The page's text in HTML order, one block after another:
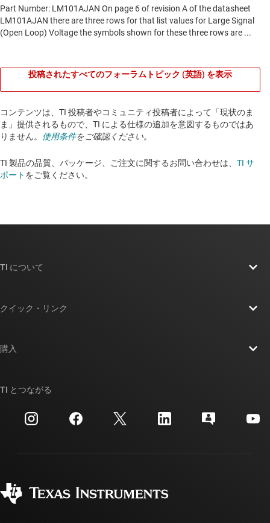
投稿されたすべてのフォーラムトピック (英語) を表示
コンテンツは、TI 投稿者やコミュニティ投稿者によって「現状のま
ま」提供されるもので、TI による仕様の追加を意図するものではあ
りません。 使用条件をご確認ください。
TI 製品の品質、パッケージ、ご注文に関するお問い合わせは、 TI サ
ポート をご覧ください。​​​​​​​​​​​​​​
TI について
投資家向け情報
製造
クイック・リンク
クロスリファレンス検索
カスタマー・サポート・センター
myTI アカウントの FAQ
購入
ご注文に関する FAQ
TI とつながる